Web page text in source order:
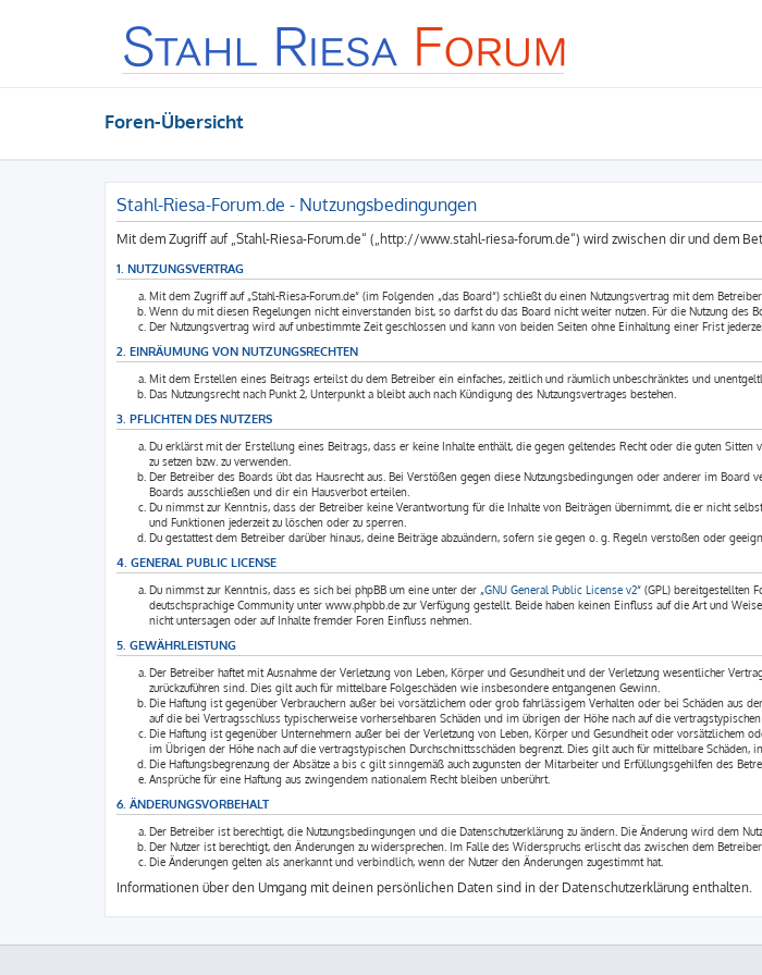
Foren-Übersicht
Stahl-Riesa-Forum.de - Nutzungsbedingungen
Mit dem Zugriff auf „Stahl-Riesa-Forum.de“ („http://www.stahl-riesa-forum.de“) wird zwischen dir und dem
1. NUTZUNGSVERTRAG
Mit dem Zugriff auf „Stahl-Riesa-Forum.de“ (im Folgenden „das Board“) schließt du einen Nutzungsvertrag mit dem
Wenn du mit diesen Regelungen nicht einverstanden bist, so darfst du das Board nicht weiter nutzen. Für die Nutzung des
Der Nutzungsvertrag wird auf unbestimmte Zeit geschlossen und kann von beiden Seiten ohne Einhaltung einer Frist
2. EINRÄUMUNG VON NUTZUNGSRECHTEN
Mit dem Erstellen eines Beitrags erteilst du dem Betreiber ein einfaches, zeitlich und räumlich unbeschränktes und
Das Nutzungsrecht nach Punkt 2, Unterpunkt a bleibt auch nach Kündigung des Nutzungsvertrages bestehen.
3. PFLICHTEN DES NUTZERS
Du erklärst mit der Erstellung eines Beitrags, dass er keine Inhalte enthält, die gegen geltendes Recht oder die guten
zu setzen bzw. zu verwenden.
Der Betreiber des Boards übt das Hausrecht aus. Bei Verstößen gegen diese Nutzungsbedingungen oder anderer im
Boards ausschließen und dir ein Hausverbot erteilen.
Du nimmst zur Kenntnis, dass der Betreiber keine Verantwortung für die Inhalte von Beiträgen übernimmt, die er nicht
und Funktionen jederzeit zu löschen oder zu sperren.
Du gestattest dem Betreiber darüber hinaus, deine Beiträge abzuändern, sofern sie gegen o. g. Regeln verstoßen oder
4. GENERAL PUBLIC LICENSE
Du nimmst zur Kenntnis, dass es sich bei phpBB um eine unter der „GNU General Public License v2“ (GPL) bereitgestellten
deutschsprachige Community unter www.phpbb.de zur Verfügung gestellt. Beide haben keinen Einfluss auf die Art und
nicht untersagen oder auf Inhalte fremder Foren Einfluss nehmen.
5. GEWÄHRLEISTUNG
Der Betreiber haftet mit Ausnahme der Verletzung von Leben, Körper und Gesundheit und der Verletzung wesentlicher
zurückzuführen sind. Dies gilt auch für mittelbare Folgeschäden wie insbesondere entgangenen Gewinn.
Die Haftung ist gegenüber Verbrauchern außer bei vorsätzlichem oder grob fahrlässigem Verhalten oder bei Schäden aus
auf die bei Vertragsschluss typischerweise vorhersehbaren Schäden und im übrigen der Höhe nach auf die
Die Haftung ist gegenüber Unternehmern außer bei der Verletzung von Leben, Körper und Gesundheit oder vorsätzlichem
im Übrigen der Höhe nach auf die vertragstypischen Durchschnittsschäden begrenzt. Dies gilt auch für mittelbare Schäden,
Die Haftungsbegrenzung der Absätze a bis c gilt sinngemäß auch zugunsten der Mitarbeiter und Erfüllungsgehilfen des
Ansprüche für eine Haftung aus zwingendem nationalem Recht bleiben unberührt.
6. ÄNDERUNGSVORBEHALT
Der Betreiber ist berechtigt, die Nutzungsbedingungen und die Datenschutzerklärung zu ändern. Die Änderung wird dem
Der Nutzer ist berechtigt, den Änderungen zu widersprechen. Im Falle des Widerspruchs erlischt das zwischen dem
Die Änderungen gelten als anerkannt und verbindlich, wenn der Nutzer den Änderungen zugestimmt hat.
Informationen über den Umgang mit deinen persönlichen Daten sind in der Datenschutzerklärung enthalten.